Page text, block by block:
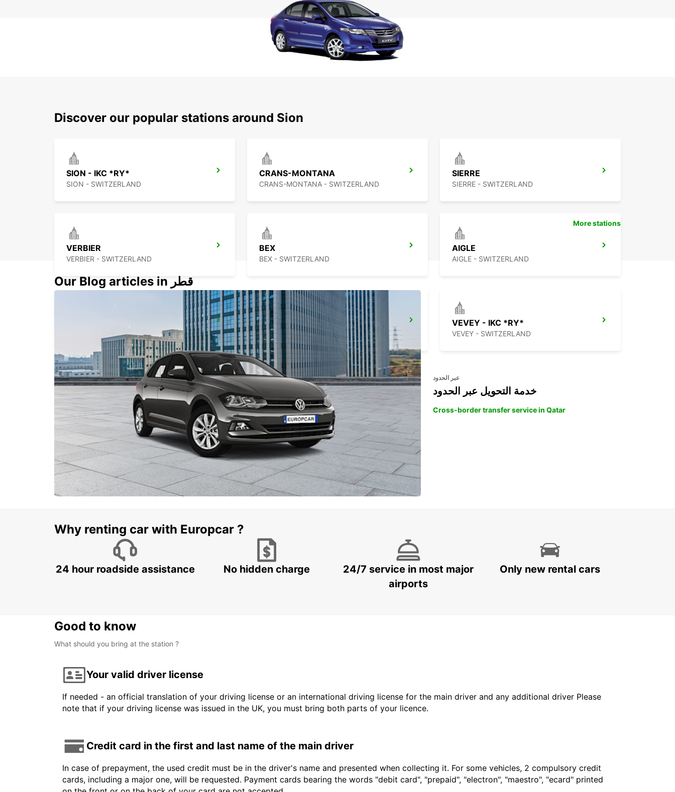
Discover our popular stations around Sion
SION - IKC *RY*
SION - SWITZERLAND
CRANS-MONTANA
CRANS-MONTANA - SWITZERLAND
SIERRE
SIERRE - SWITZERLAND
VERBIER
VERBIER - SWITZERLAND
BEX
BEX - SWITZERLAND
AIGLE
AIGLE - SWITZERLAND
MONTREUX - SWITZERLAND
VISP
VISP - SWITZERLAND
VEVEY - IKC *RY*
VEVEY - SWITZERLAND
More stations
Our Blog articles in قطر
عبر الحدود
خدمة التحويل عبر الحدود
Cross-border transfer service in Qatar
Why renting car with Europcar ?
24 hour roadside assistance No hidden charge
24/7 service in most major
airports
Only new rental cars
Good to know
What should you bring at the station ?
Your valid driver license
If needed - an official translation of your driving license or an international driving license for the main driver and any additional driver Please
note that if your driving license was issued in the UK, you must bring both parts of your licence.
Credit card in the first and last name of the main driver
In case of prepayment, the used credit must be in the driver's name and presented when collecting it. For some vehicles, 2 compulsory credit
cards, including a major one, will be requested. Payment cards bearing the words "debit card", "prepaid", "electron", "maestro", "ecard" printed